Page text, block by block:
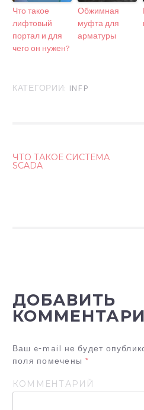
Что такое
лифтовый
портал и для
чего он нужен?
Обжимная
муфта для
арматуры
КАТЕГОРИИ: INFP
И
Я
П
О
З
А
ЧТО ТАКОЕ СИСТЕМА
SCADA
ДОБАВИТЬ
Ваш e-mail не будет
поля помечены *
КОММЕНТАРИЙ